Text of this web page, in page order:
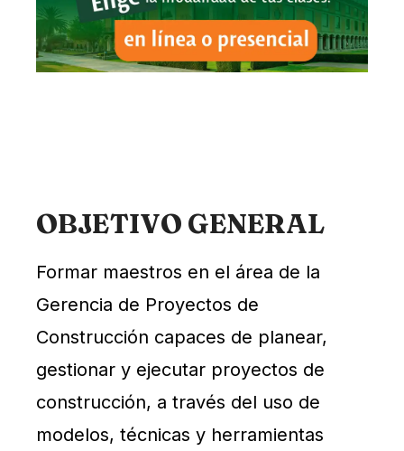
OBJETIVO GENERAL
Formar maestros en el área de la
Gerencia de Proyectos de
Construcción capaces de planear,
gestionar y ejecutar proyectos de
construcción, a través del uso de
modelos, técnicas y herramientas